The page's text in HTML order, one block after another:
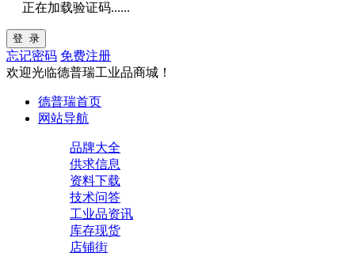
正在加载验证码......
登 录
忘记密码 免费注册
欢迎光临德普瑞工业品商城！
德普瑞首页
网站导航
品牌大全
供求信息
资料下载
技术问答
工业品资讯
库存现货
店铺街